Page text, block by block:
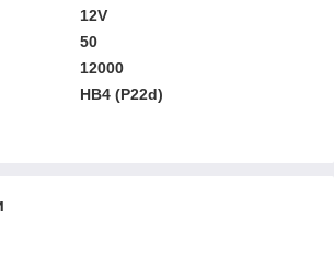
12V
50
12000
HB4 (P22d)